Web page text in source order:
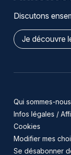
Discutons
Je découvre
Qui sommes-
Infos légales /
Cookies
Modifier mes
Se désabonner